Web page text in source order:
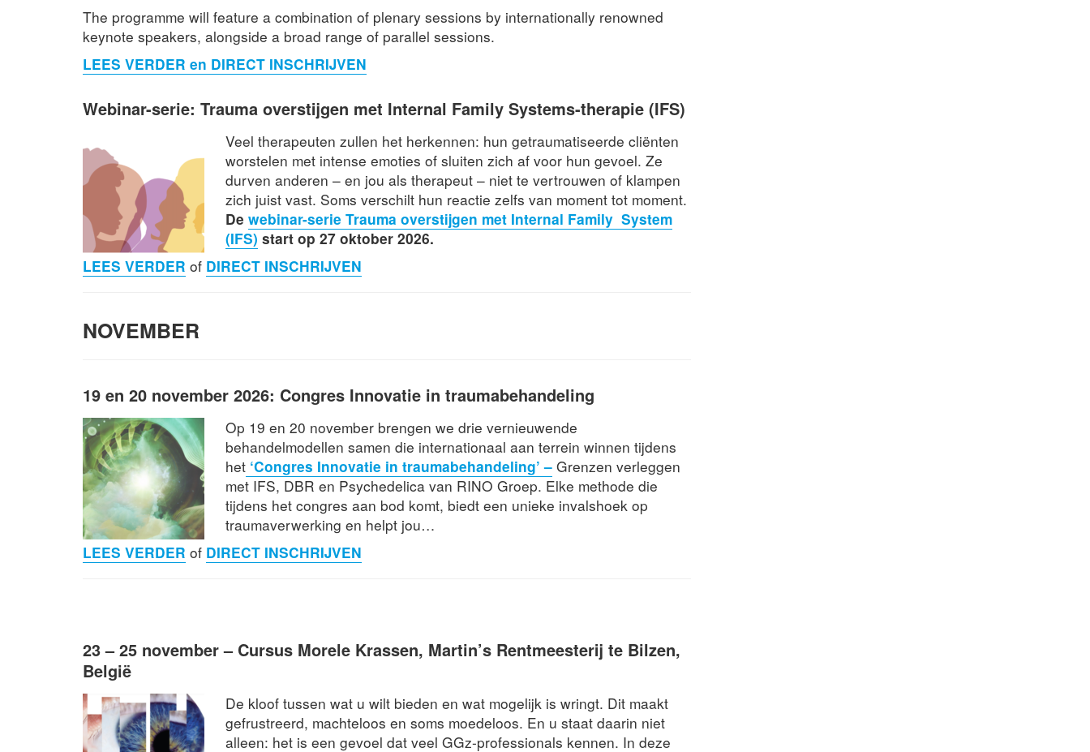
The programme will feature a combination of plenary sessions by internationally renowned
keynote speakers, alongside a broad range of parallel sessions.
LEES VERDER en DIRECT INSCHRIJVEN
Webinar-serie: Trauma overstijgen met Internal Family Systems-therapie (IFS)
Veel therapeuten zullen het herkennen: hun getraumatiseerde cliënten
worstelen met intense emoties of sluiten zich af voor hun gevoel. Ze
durven anderen – en jou als therapeut – niet te vertrouwen of klampen
zich juist vast. Soms verschilt hun reactie zelfs van moment tot moment.
Dewebinar-serie Trauma overstijgen met Internal Family System
(IFS) start op 27 oktober 2026.
LEES VERDER of DIRECT INSCHRIJVEN
NOVEMBER
19 en 20 november 2026: Congres Innovatie in traumabehandeling
Op 19 en 20 november brengen we drie vernieuwende
behandelmodellen samen die internationaal aan terrein winnen tijdens
het ‘Congres Innovatie in traumabehandeling’ – Grenzen verleggen
met IFS, DBR en Psychedelica van RINO Groep. Elke methode die
tijdens het congres aan bod komt, biedt een unieke invalshoek op
traumaverwerking en helpt jou…
LEES VERDER of DIRECT INSCHRIJVEN
23 – 25 november – Cursus Morele Krassen, Martin’s Rentmeesterij te Bilzen,
België
De kloof tussen wat u wilt bieden en wat mogelijk is wringt. Dit maakt
gefrustreerd, machteloos en soms moedeloos. En u staat daarin niet
alleen: het is een gevoel dat veel GGz-professionals kennen. In deze